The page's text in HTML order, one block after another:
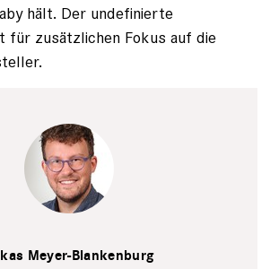
hält. Der undefinierte
für zusätzlichen Fokus auf die
Meyer-Blankenburg